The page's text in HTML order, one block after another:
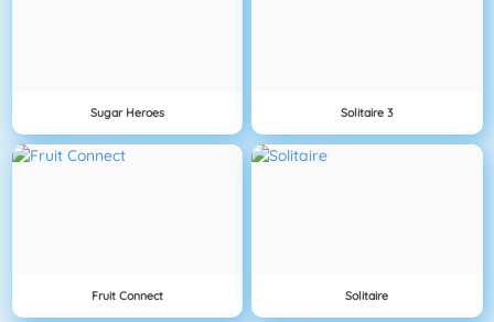
Sugar Heroes Solitaire 3
Fruit Connect Solitaire